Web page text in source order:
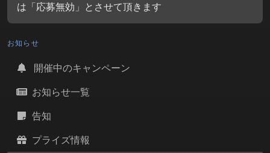
は「応募無効」とさせて頂きます
お知らせ
開催中のキャンペーン
お知らせ一覧
告知
プライズ情報